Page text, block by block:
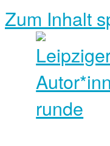
Zum Inhalt